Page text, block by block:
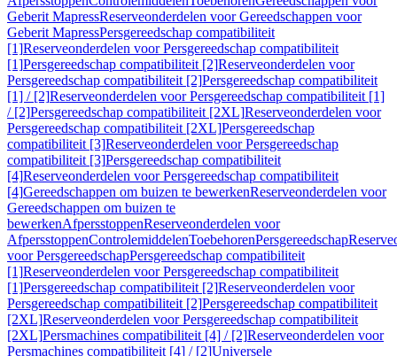
Geberit MapressReserveonderdelen voor Gereedschappen voor
Geberit MapressPersgereedschap compatibiliteit
[1]Reserveonderdelen voor Persgereedschap compatibiliteit
[1]Persgereedschap compatibiliteit [2]Reserveonderdelen voor
Persgereedschap compatibiliteit [2]Persgereedschap compatibiliteit
[1] / [2]Reserveonderdelen voor Persgereedschap compatibiliteit [1]
/ [2]Persgereedschap compatibiliteit [2XL]Reserveonderdelen voor
Persgereedschap compatibiliteit [2XL]Persgereedschap
compatibiliteit [3]Reserveonderdelen voor Persgereedschap
compatibiliteit [3]Persgereedschap compatibiliteit
[4]Reserveonderdelen voor Persgereedschap compatibiliteit
[4]Gereedschappen om buizen te bewerkenReserveonderdelen voor
Gereedschappen om buizen te
bewerkenAfpersstoppenReserveonderdelen voor
AfpersstoppenControlemiddelenToebehorenPersgereedschap
voor PersgereedschapPersgereedschap compatibiliteit
[1]Reserveonderdelen voor Persgereedschap compatibiliteit
[1]Persgereedschap compatibiliteit [2]Reserveonderdelen voor
Persgereedschap compatibiliteit [2]Persgereedschap compatibiliteit
[2XL]Reserveonderdelen voor Persgereedschap compatibiliteit
[2XL]Persmachines compatibiliteit [4] / [2]Reserveonderdelen voor
Persmachines compatibiliteit [4] / [2]Universele